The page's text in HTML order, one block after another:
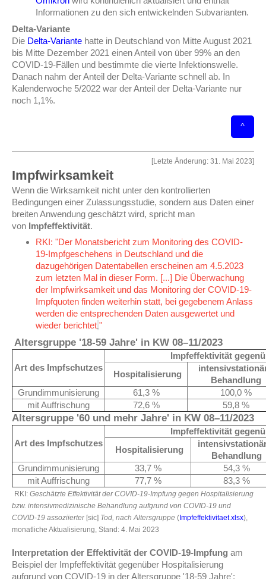
Informationen zu den sich entwickelnden Subvarianten.
Delta-Variante
Die Delta-Variante hatte in Deutschland von Mitte August 2021
bis Mitte Dezember 2021 einen Anteil von über 99% an den
COVID-19-Fällen und bestimmte die vierte Infektionswelle.
Danach nahm der Anteil der Delta-Variante schnell ab. In
Kalenderwoche 5/2022 war der Anteil der Delta-Variante nur
noch 1,1%.
^
[Letzte Änderung: 31. Mai 2023]
Impfwirksamkeit
Wenn die Wirksamkeit nicht unter den kontrollierten
Bedingungen einer Zulassungsstudie, sondern aus Daten einer
breiten Anwendung geschätzt wird, spricht man
von Impfeffektivität.
RKI: "Der Monatsbericht zum Monitoring des COVID-
19-Impfgeschehens in Deutschland und die
dazugehörigen Datentabellen erscheinen am 4.5.2023
zum letzten Mal in dieser Form. [...] Die Überwachung
der Impfwirksamkeit und das Monitoring der COVID-19-
Impfquoten finden weiterhin statt, bei gegebenem Anlass
werden die entsprechenden Daten ausgewertet und
wieder berichtet."
Altersgruppe '18-59 Jahre' in KW 08–11/2023
Art des Impfschutzes
Impfeffektivität
Hospitalisierung
Behandlung
Grundimmunisierung
61,3 %
100,0 %
mit Auffrischung
72,6 % 59,8 %
Altersgruppe '60 und mehr Jahre' in KW 08–11/2023
Art des Impfschutzes
Impfeffektivität
Hospitalisierung
Behandlung
Grundimmunisierung
33,7 %
54,3 %
mit Auffrischung
77,7 % 83,3 %
RKI: Geschätzte Effektivität der COVID-19-Impfung gegen Hospitalisierung
bzw. intensivmedizinische Behandlung aufgrund von COVID-19 und
COVID-19 assoziierter [sic] Tod, nach Altersgruppe ( Impfeffektivitaet.xlsx),
monatliche Aktualisierung, Stand: 4. Mai 2023
Interpretation der Effektivität der COVID-19-Impfung am
Beispiel der Impfeffektivität gegenüber Hospitalisierung
aufgrund von COVID-19 in der Altersgruppe '18-59 Jahre':